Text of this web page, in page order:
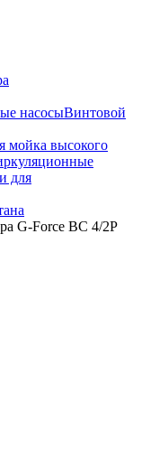
насосыВинтовой
мойка высокого
для
G-Force ВС 4/2P